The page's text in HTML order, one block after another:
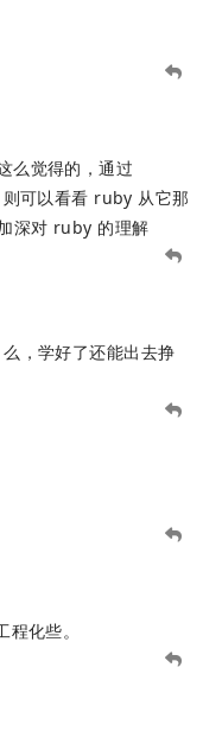
么觉得的，通过
可以看看 ruby 从它那
深对 ruby 的理解
，学好了还能出去挣
化些。